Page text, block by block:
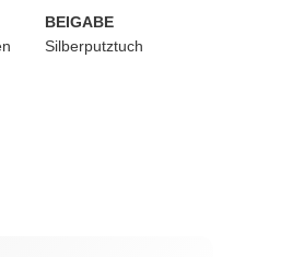
BEIGABE
Silberputztuch